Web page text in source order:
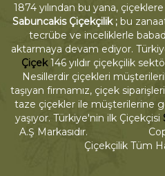
1874 yılından bu yana,
Sabuncakis Çiçekçilik ; bu
tecrübe ve inceliklerle
aktarmaya devam ediyor.
Çiçek146 yıldır çiçekçilik
Nesillerdir çiçekleri
taşıyan firmamız, çiçek
taze çiçekler ile müşterilerine
yaşıyor. Türkiye'nin ilk Çiçekçisi
A.Ş Markasıdır.
Çiçekçilik Tüm